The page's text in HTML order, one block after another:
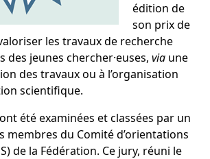
édition de
son prix de
les travaux de recherche
des jeunes chercher·euses, via une
des travaux ou à l’organisation
scientifique.
été examinées et classées par un
membres du Comité d’orientations
de la Fédération. Ce jury, réuni le